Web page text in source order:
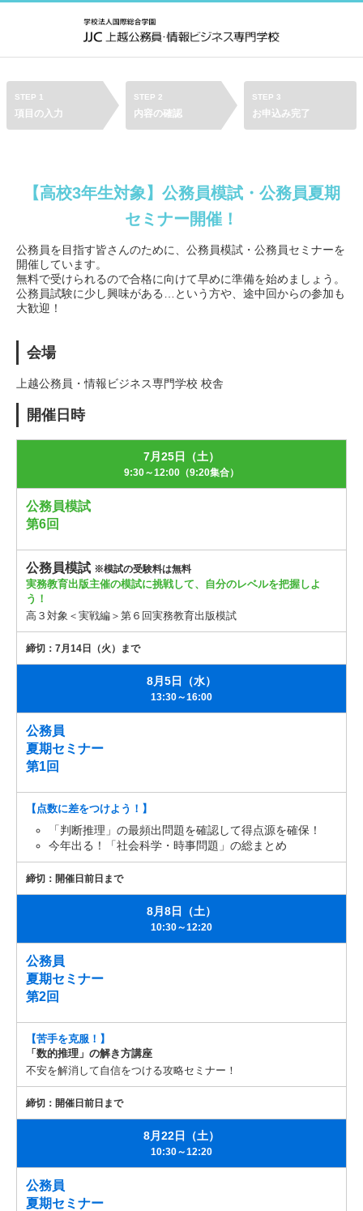
STEP 1
項目の入力
STEP 2
内容の確認
STEP 3
お申込み完了
【高校3年生対象】公務員模試・公務員夏期
セミナー開催！
公務員を目指す皆さんのために、公務員模試・公務員セミナーを
開催しています。
無料で受けられるので合格に向けて早めに準備を始めましょう。
公務員試験に少し興味がある…という方や、途中回からの参加も
大歓迎！
会場
上越公務員・情報ビジネス専門学校 校舎
開催日時
7月25日（土）
9:30～12:00（9:20集合）
公務員模試
第6回
公務員模試 ※模試の受験料は無料
実務教育出版主催の模試に挑戦して、自分のレベルを把握しよ
う！
高３対象＜実戦編＞第６回実務教育出版模試
締切：7月14日（火）まで
8月5日（水）
13:30～16:00
公務員
夏期セミナー
第1回
【点数に差をつけよう！】
「判断推理」の最頻出問題を確認して得点源を確保！
今年出る！「社会科学・時事問題」の総まとめ
締切：開催日前日まで
8月8日（土）
10:30～12:20
公務員
夏期セミナー
第2回
【苦手を克服！】
「数的推理」の解き方講座
不安を解消して自信をつける攻略セミナー！
締切：開催日前日まで
8月22日（土）
10:30～12:20
公務員
夏期セミナー